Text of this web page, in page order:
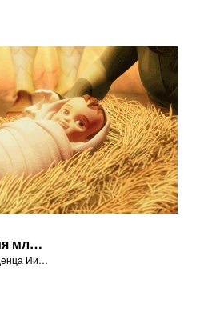
История рождения младенца Иисуса
История рождения младенца Иисуса